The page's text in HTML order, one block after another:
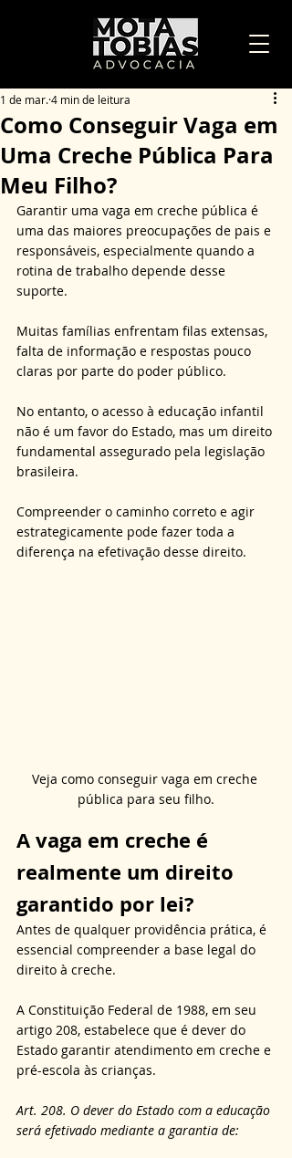
Como Conseguir Vaga em
Uma Creche Pública Para
Meu Filho?
1 de mar.4 min de leitura
Garantir uma vaga em creche pública é
uma das maiores preocupações de pais e
responsáveis, especialmente quando a
rotina de trabalho depende desse
suporte.
Muitas famílias enfrentam filas extensas,
falta de informação e respostas pouco
claras por parte do poder público.
No entanto, o acesso à educação infantil
não é um favor do Estado, mas um direito
fundamental assegurado pela legislação
brasileira.
Compreender o caminho correto e agir
estrategicamente pode fazer toda a
diferença na efetivação desse direito.
Veja como conseguir vaga em creche
pública para seu filho.
A vaga em creche é
realmente um direito
garantido por lei?
Antes de qualquer providência prática, é
essencial compreender a base legal do
direito à creche.
A Constituição Federal de 1988, em seu
artigo 208, estabelece que é dever do
Estado garantir atendimento em creche e
pré-escola às crianças.
Art. 208. O dever do Estado com a educação
será efetivado mediante a garantia de: